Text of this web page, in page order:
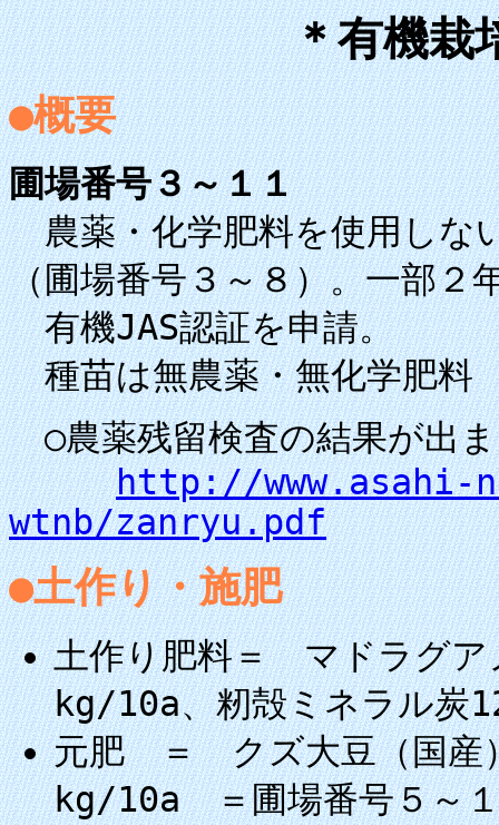
＊有機栽
●概要
圃場番号３～１１
農薬・化学肥料を使用しな
（圃場番号３～８）。一部２
有機JAS認証を申請。
種苗は無農薬・無化学肥料
○農薬残留検査の結果が出ま
http://www.asahi-
wtnb/zanryu.pdf
●土作り・施肥
土作り肥料＝ マドラグア
kg/10a、籾殻ミネラル炭
元肥 ＝ クズ大豆（国産
kg/10a ＝圃場番号５～